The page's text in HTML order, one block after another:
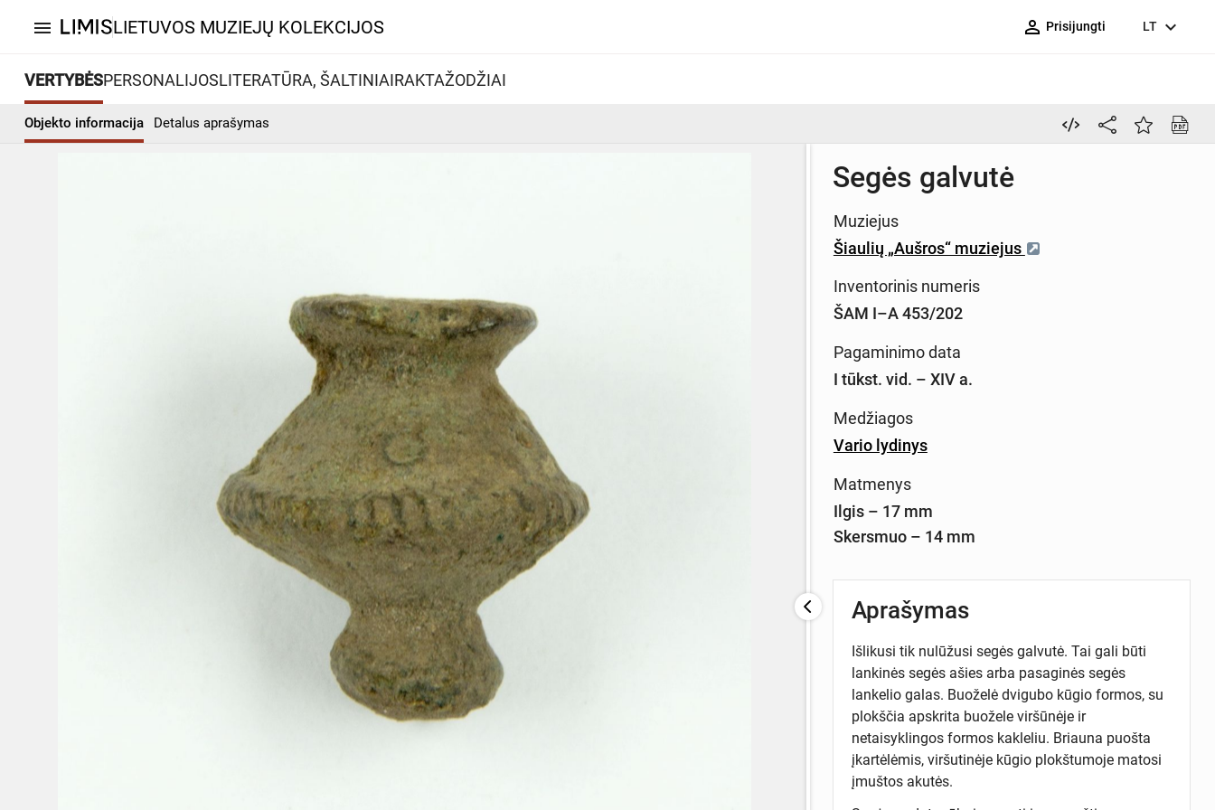
menu LIETUVOS MUZIEJŲ KOLEKCIJOS person_outline Prisijungti LT expand_more
VERTYBĖSPERSONALIJOSLITERATŪRA, ŠALTINIAIRAKTAŽODŽIAI
Objekto informacija Detalus aprašymas
Segės galvutė
Muziejus
Šiaulių „Aušros“ muziejus
Inventorinis numeris
ŠAM I–A 453/202
Pagaminimo data
I tūkst. vid. – XIV a.
Medžiagos
Vario lydinys
Matmenys
Ilgis – 17 mm
Skersmuo – 14 mm
Aprašymas
Išlikusi tik nulūžusi segės galvutė. Tai gali būti
lankinės segės ašies arba pasaginės segės
lankelio galas. Buoželė dvigubo kūgio formos, su
plokščia apskrita buožele viršūnėje ir
netaisyklingos formos kakleliu. Briauna puošta
įkartėlėmis, viršutinėje kūgio plokštumoje matosi
įmuštos akutės.